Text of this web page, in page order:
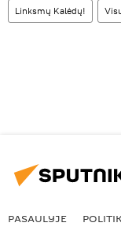
Linksmų Kalėdų!
PASAULYJE